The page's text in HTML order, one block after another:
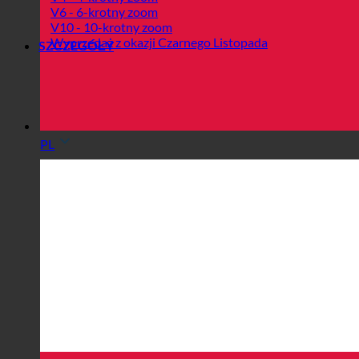
PL
V6 - 6-krotny zoom
V10 - 10-krotny zoom
Wyprzedaż z okazji Czarnego Listopada
SZCZEGÓŁY